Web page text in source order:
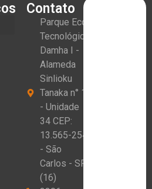
Contato
Parque Eco
Tecnológico
Damha I -
Alameda
Sinlioku
Tanaka n° 1
- Unidade
34 CEP:
13.565-254
- São
Carlos - SP
(16)